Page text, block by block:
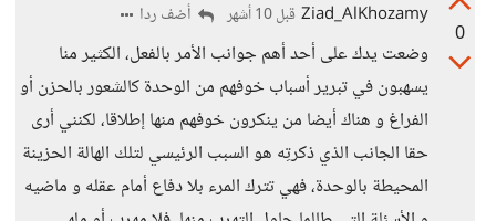
0
Ziad_AlKhozamy قبل 10 أشهر أضف ردا
وضعت يدك على أحد أهم جوانب الأمر بالفعل، الكثير منا
يسهبون في تبرير أسباب خوفهم من الوحدة كالشعور بالحزن أو
الفراغ و هناك أيضا من ينكرون خوفهم منها إطلاقا، لكنني أرى
حقا الجانب الذي ذكرتِه هو السبب الرئيسي لتلك الهالة الحزينة
المحيطة بالوحدة، فهي تترك المرء بلا دفاع أمام عقله و ماضيه